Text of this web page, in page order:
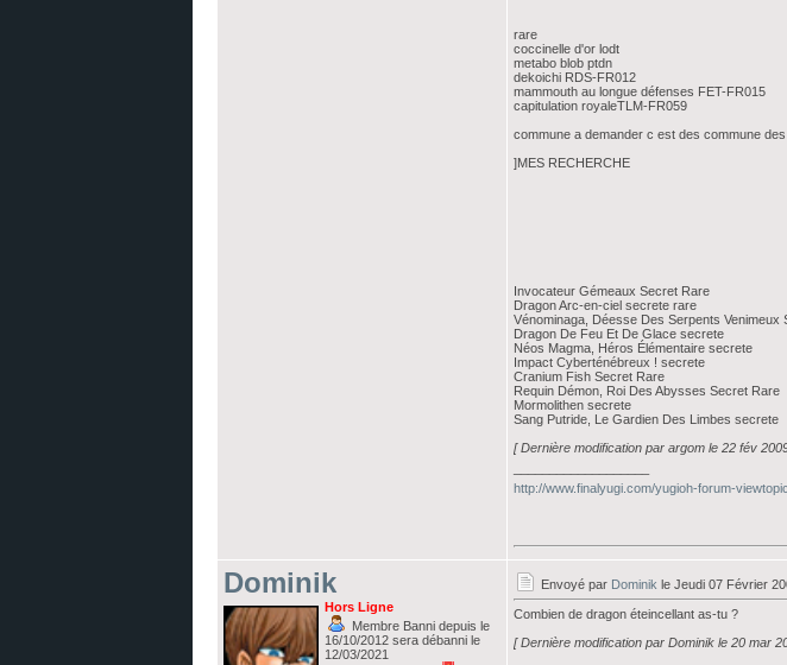
rare
coccinelle d'or lodt
metabo blob ptdn
dekoichi RDS-FR012
mammouth au longue défenses FET-FR015
capitulation royaleTLM-FR059
commune a demander c est des commune
]MES RECHERCHE
Invocateur Gémeaux Secret Rare
Dragon Arc-en-ciel secrete rare
Vénominaga, Déesse Des Serpents Venimeux
Dragon De Feu Et De Glace secrete
Néos Magma, Héros Élémentaire secrete
Impact Cyberténébreux ! secrete
Cranium Fish Secret Rare
Requin Démon, Roi Des Abysses Secret Rare
Mormolithen secrete
Sang Putride, Le Gardien Des Limbes secrete
[ Dernière modification par argom le 22 fév
http://www.finalyugi.com/yugioh-forum-
Dominik
Hors Ligne
Membre Banni depuis le
16/10/2012 sera débanni le
12/03/2021
Envoyé par Dominik le Jeudi 07 Février
Combien de dragon éteincellant as-tu ?
[ Dernière modification par Dominik le 20 mar